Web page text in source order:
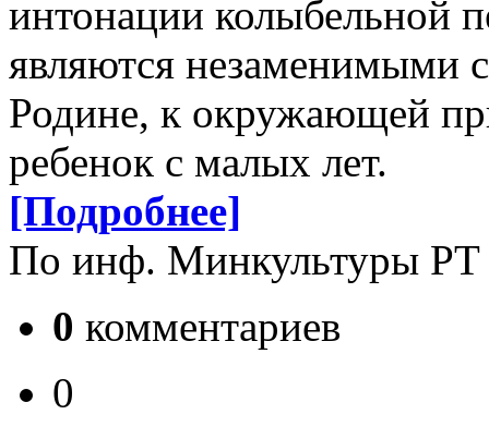
интонации колыбельной
являются незаменимыми
Родине, к окружающей
ребенок с малых лет.
[Подробнее]
По инф. Минкультуры РТ
0 комментариев
0